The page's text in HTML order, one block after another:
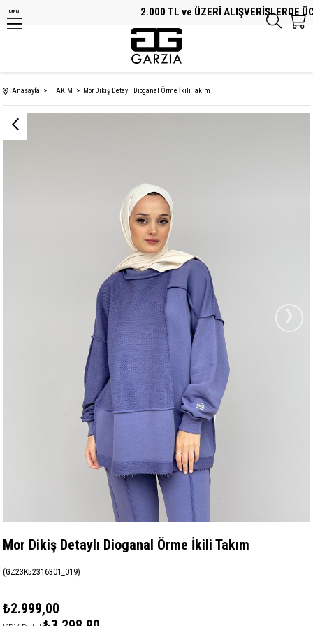
2.000 TL ve ÜZERİ ALIŞVERİŞLERDE
MENU
Anasayfa TAKIM Mor Dikiş Detaylı Dioganal Örme İkili Takım
›
Mor Dikiş Detaylı Dioganal Örme İkili Takım
(GZ23K52316301_019)
₺2.999,00